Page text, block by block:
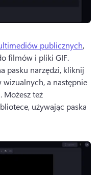
publicznych,
pasku narzędzi, kliknij
wizualnych, a następnie
Możesz też
używając paska